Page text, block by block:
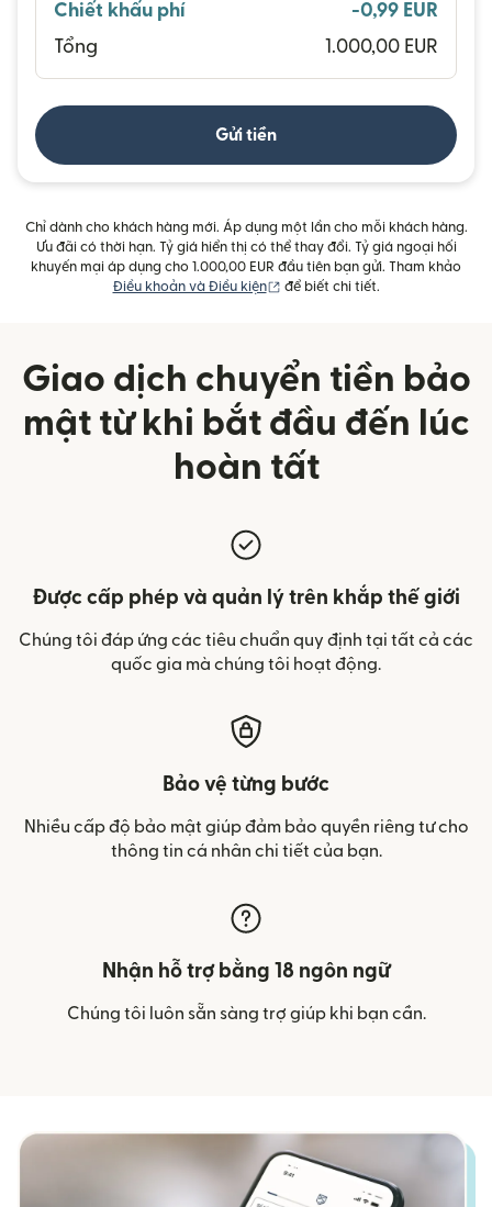
Chiết khấu phí
-0,99 EUR
Tổng
1.000,00 EUR
Gửi tiền
Chỉ dành cho khách hàng mới. Áp dụng một lần cho mỗi khách hàng.
Ưu đãi có thời hạn. Tỷ giá hiển thị có thể thay đổi. Tỷ giá ngoại hối
khuyến mại áp dụng cho 1.000,00 EUR đầu tiên bạn gửi. Tham khảo
Điều khoản và Điều kiện
(mở trong cửa sổ mới)
để biết chi tiết.
Giao dịch chuyển tiền bảo
mật từ khi bắt đầu đến lúc
hoàn tất
Được cấp phép và quản lý trên khắp thế giới
Chúng tôi đáp ứng các tiêu chuẩn quy định tại tất cả các
quốc gia mà chúng tôi hoạt động.
Bảo vệ từng bước
Nhiều cấp độ bảo mật giúp đảm bảo quyền riêng tư cho
thông tin cá nhân chi tiết của bạn.
Nhận hỗ trợ bằng 18 ngôn ngữ
Chúng tôi luôn sẵn sàng trợ giúp khi bạn cần.